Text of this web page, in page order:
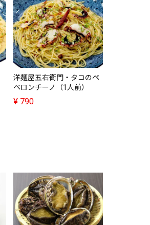
洋麺屋五右衛門・タコのペ
ペロンチーノ（1人前）
¥ 790